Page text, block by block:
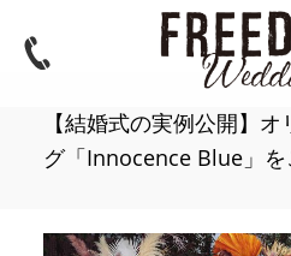
【結婚式の実例公開】
グ「Innocence Blue」を